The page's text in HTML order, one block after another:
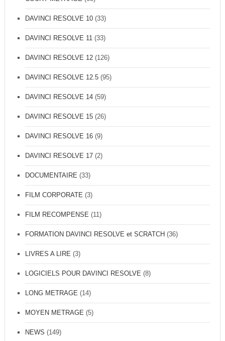
DAVINCI RESOLVE 10(33)
DAVINCI RESOLVE 11(33)
DAVINCI RESOLVE 12(126)
DAVINCI RESOLVE 12.5(95)
DAVINCI RESOLVE 14(59)
DAVINCI RESOLVE 15(26)
DAVINCI RESOLVE 16(9)
DAVINCI RESOLVE 17(2)
DOCUMENTAIRE (33)
FILM CORPORATE (3)
FILM RECOMPENSE (11)
FORMATION DAVINCI RESOLVE et SCRATCH (36)
LIVRES A LIRE (3)
LOGICIELS POUR DAVINCI RESOLVE (8)
LONG METRAGE (14)
MOYEN METRAGE (5)
NEWS (149)